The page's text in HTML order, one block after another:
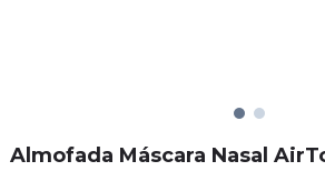
Almofada Máscara Nasal